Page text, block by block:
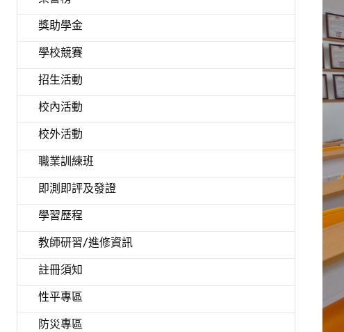
獎助學金
學校競賽
招生活動
校內活動
校外活動
職業訓練班
即測即評及發證
學習歷程
教師研習/進修資訊
註冊須知
性平專區
防災專區